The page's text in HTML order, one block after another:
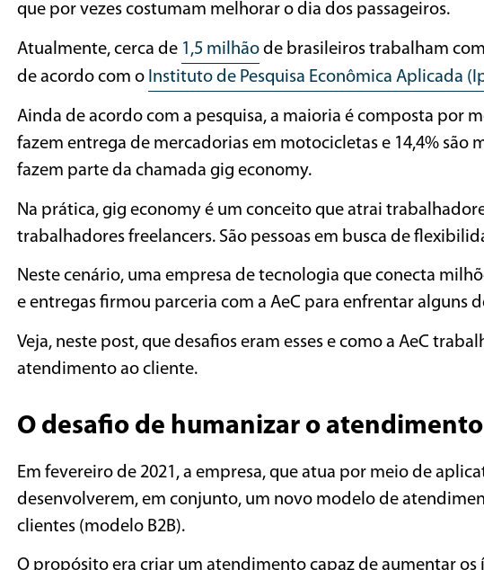
que por vezes costumam melhorar o dia dos passageiros.
Atualmente, cerca de 1,5 milhão de brasileiros trabalham
de acordo com o Instituto de Pesquisa Econômica Aplicada
Ainda de acordo com a pesquisa, a maioria é composta por
fazem entrega de mercadorias em motocicletas e 14,4% são
fazem parte da chamada gig economy.
Na prática, gig economy é um conceito que atrai
trabalhadores freelancers. São pessoas em busca de
Neste cenário, uma empresa de tecnologia que conecta
e entregas firmou parceria com a AeC para enfrentar alguns
Veja, neste post, que desafios eram esses e como a AeC
atendimento ao cliente.
O desafio de humanizar o atendimento
Em fevereiro de 2021, a empresa, que atua por meio de
desenvolverem, em conjunto, um novo modelo de
clientes (modelo B2B).
O propósito era criar um atendimento capaz de aumentar os